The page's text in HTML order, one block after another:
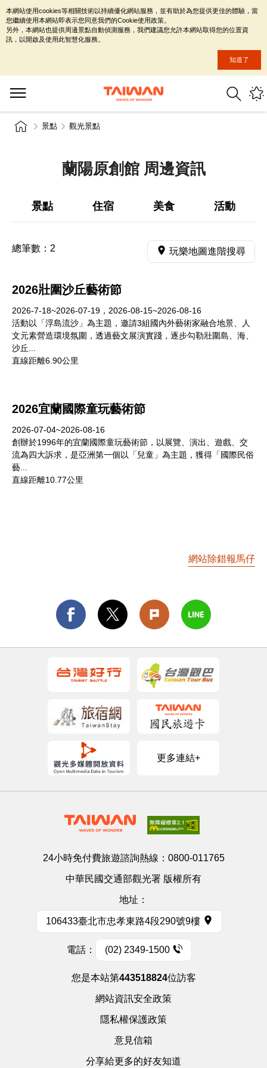
景點 觀光景點
蘭陽原創館 周邊資訊
景點 住宿 美食 活動
總筆數： 2 玩樂地圖進階搜尋
2026壯圍沙丘藝術節
2026-7-18~2026-07-19，2026-08-15~2026-08-16
活動以「浮島流沙」為主題，邀請3組國內外藝術家融合地景、人
文元素營造環境氛圍，透過藝文展演實踐，逐步勾勒壯圍島、海、
沙丘...
直線距離6.90公里
2026宜蘭國際童玩藝術節
2026-07-04~2026-08-16
創辦於1996年的宜蘭國際童玩藝術節，以展覽、演出、遊戲、交
流為四大訴求，是亞洲第一個以「兒童」為主題，獲得「國際民俗
藝...
直線距離10.77公里
網站除錯報馬仔
更多連結+
24小時免付費旅遊諮詢熱線： 0800-011765
中華民國交通部觀光署 版權所有
地址：
106433臺北市忠孝東路4段290號9樓
電話： (02) 2349-1500
您是本站第443518824位訪客
網站資訊安全政策
隱私權保護政策
意見信箱
分享給更多的好友知道
本網站使用cookies等相關技術以持續優化網站服務，並有助於為您提供更佳的體驗，當
您繼續使用本網站即表示您同意我們的Cookie使用政策。
另外，本網站也提供周邊景點自動偵測服務，我們建議您允許本網站取得您的位置資
訊，以開啟及使用此智慧化服務。
知道了